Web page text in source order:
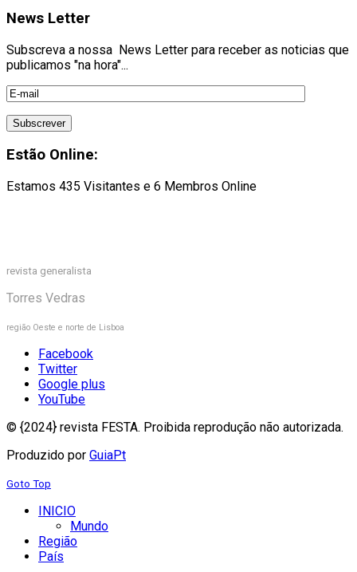
News Letter
Subscreva a nossa News Letter para receber as noticias que
publicamos "na hora"...
Estão Online:
Estamos 435 Visitantes e 6 Membros Online
revista generalista
Torres Vedras
região Oeste e norte de Lisboa
Facebook
Twitter
Google plus
YouTube
© {2024} revista FESTA. Proibida reprodução não autorizada.
Produzido por GuiaPt
Goto Top
INICIO
Mundo
Região
País